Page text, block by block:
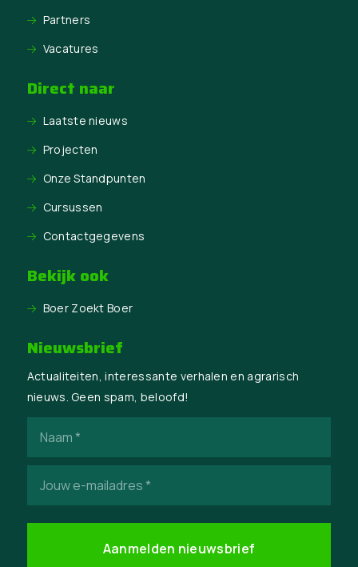
Partners
Vacatures
Direct naar
Laatste nieuws
Projecten
Onze Standpunten
Cursussen
Contactgegevens
Bekijk ook
Boer Zoekt Boer
Nieuwsbrief
Actualiteiten, interessante verhalen en agrarisch
nieuws. Geen spam, beloofd!
mailadres